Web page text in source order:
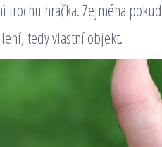
hračka. Zejména
tedy vlastní objekt.